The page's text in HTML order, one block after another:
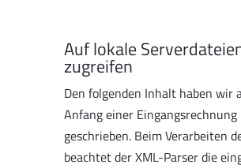
Auf lokale
zugreifen
Den folgenden Inhalt haben wir
Anfang einer Eingangsrechnung
geschrieben. Beim Verarbeiten
beachtet der XML-Parser die